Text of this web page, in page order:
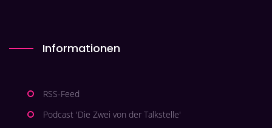
Informationen
RSS-Feed
Podcast 'Die Zwei von der Talkstelle'